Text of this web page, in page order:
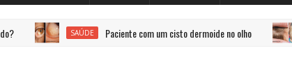
SAÚDE Paciente com um cisto dermoide no olho SAÚDE